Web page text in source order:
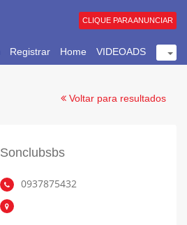
Registrar Home VIDEOADS
CLIQUE PARA ANUNCIAR
Voltar para resultados
Sonclubsbs
0937875432